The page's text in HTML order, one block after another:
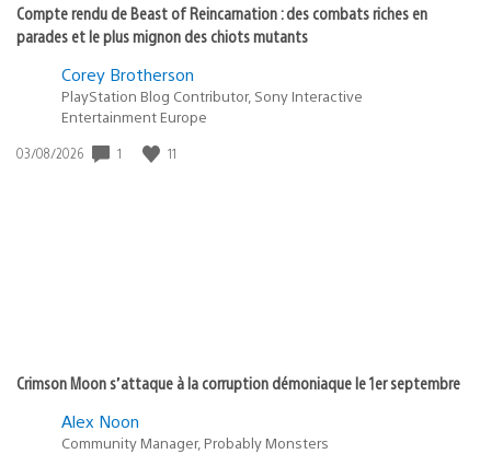
Compte rendu de Beast of Reincarnation : des combats riches en
parades et le plus mignon des chiots mutants
Corey Brotherson
PlayStation Blog Contributor, Sony Interactive
Entertainment Europe
Date
03/08/2026 1 11
Crimson Moon s’attaque à la corruption démoniaque le 1er septembre
Alex Noon
Community Manager, Probably Monsters